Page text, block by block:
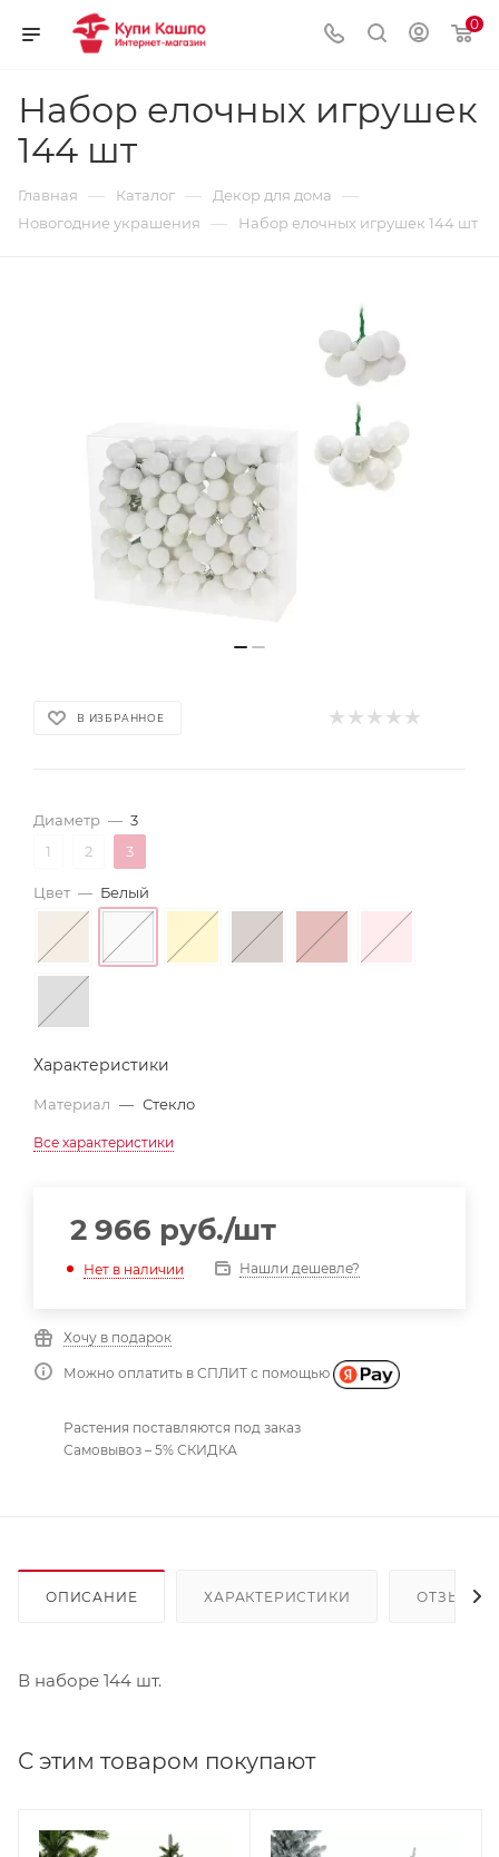
0
Набор елочных игрушек
144 шт
Главная — Каталог — Декор для дома —
Новогодние украшения — Набор елочных игрушек 144 шт
В ИЗБРАННОЕ
Диаметр — 3
1
2 3
Цвет — Белый
Характеристики
Материал — Стекло
Все характеристики
2 966 руб./шт
Нет в наличии Нашли дешевле?
Хочу в подарок
Можно оплатить в СПЛИТ с помощью
Растения поставляются под заказ
Самовывоз – 5% СКИДКА
ОПИСАНИЕ ХАРАКТЕРИСТИКИ ОТЗЫВЫ
В наборе 144 шт.
С этим товаром покупают